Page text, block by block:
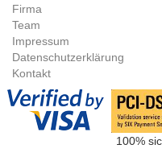
Firma
Team
Impressum
Datenschutzerklärung
Kontakt
100%